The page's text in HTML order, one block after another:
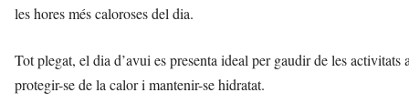
les hores més caloroses del dia.
Tot plegat, el dia d’avui es presenta ideal per gaudir de les
protegir-se de la calor i mantenir-se hidratat.